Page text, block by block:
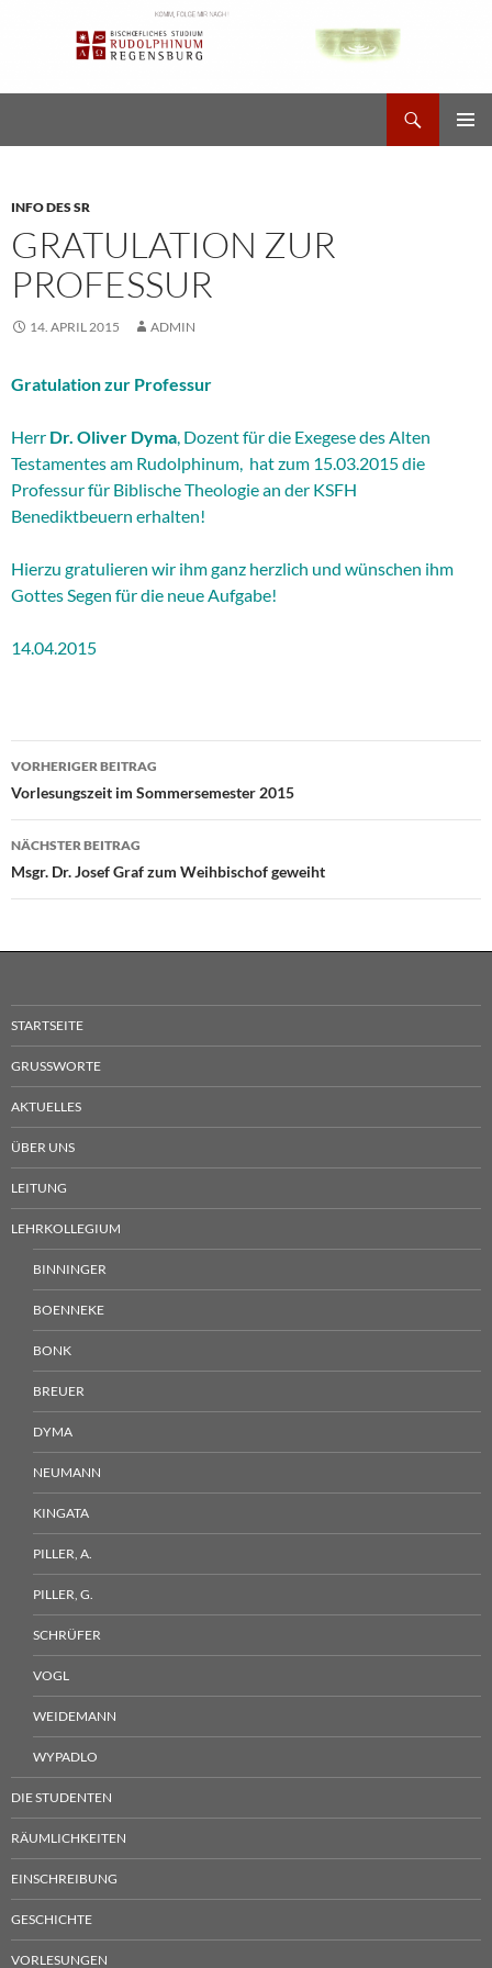
INFO DES SR
GRATULATION ZUR
PROFESSUR
14. APRIL 2015 ADMIN
Gratulation zur Professur
Herr Dr. Oliver Dyma, Dozent für die Exegese des Alten
Testamentes am Rudolphinum, hat zum 15.03.2015 die
Professur für Biblische Theologie an der KSFH
Benediktbeuern erhalten!
Hierzu gratulieren wir ihm ganz herzlich und wünschen ihm
Gottes Segen für die neue Aufgabe!
14.04.2015
Beitragsnavigation
VORHERIGER BEITRAG
Vorlesungszeit im Sommersemester 2015
NÄCHSTER BEITRAG
Msgr. Dr. Josef Graf zum Weihbischof geweiht
STARTSEITE
GRUSSWORTE
AKTUELLES
ÜBER UNS
LEITUNG
LEHRKOLLEGIUM
BINNINGER
BOENNEKE
BONK
BREUER
DYMA
NEUMANN
KINGATA
PILLER, A.
PILLER, G.
SCHRÜFER
VOGL
WEIDEMANN
WYPADLO
DIE STUDENTEN
RÄUMLICHKEITEN
EINSCHREIBUNG
GESCHICHTE
VORLESUNGEN